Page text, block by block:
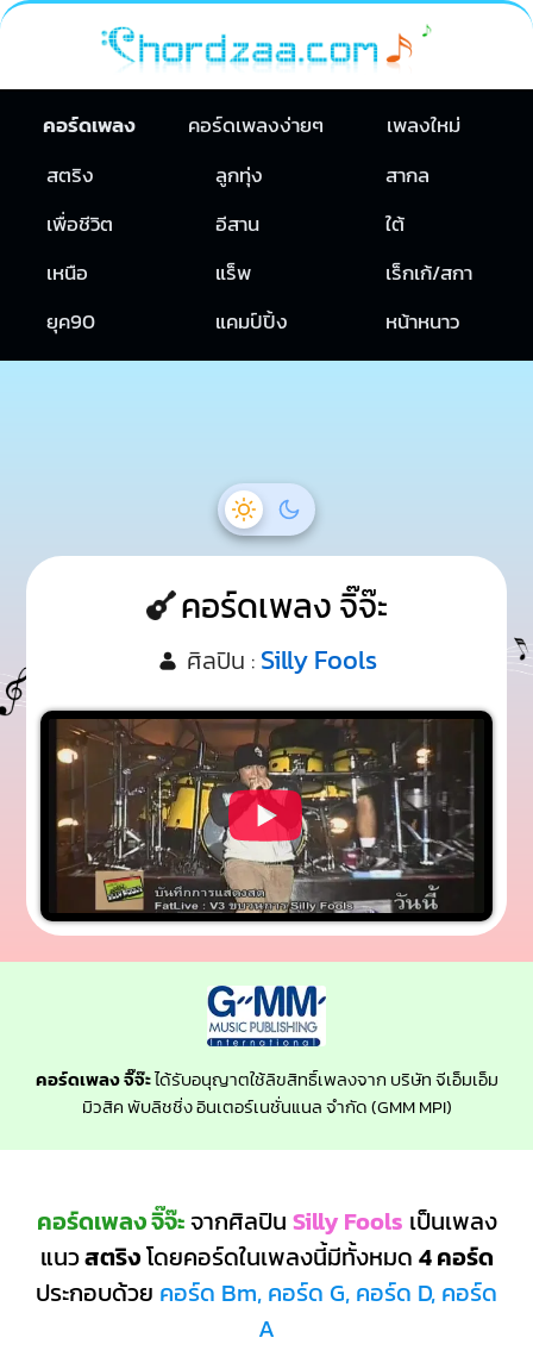
คอร์ดเพลง คอร์ดเพลงง่ายๆ
เพลงใหม่
สตริง
ลูกทุ่ง
สากล
เพื่อชีวิต
อีสาน
ใต้
เหนือ
แร็พ
เร็กเก้/สกา
ยุค90
แคมป์ปิ้ง หน้าหนาว
คอร์ดเพลง จิ๊จ๊ะ
ศิลปิน : Silly Fools
คอร์ดเพลง จิ๊จ๊ะได้รับอนุญาตใช้ลิขสิทธิ์เพลงจาก บริษัท จีเอ็มเอ็ม
มิวสิค พับลิชชิ่ง อินเตอร์เนชั่นแนล จำกัด (GMM MPI)
คอร์ดเพลง จิ๊จ๊ะจากศิลปิน Silly Fools เป็นเพลง
แนวสตริงโดยคอร์ดในเพลงนี้มีทั้งหมด 4 คอร์ด
ประกอบด้วย คอร์ด Bm, คอร์ด G, คอร์ด D, คอร์ด
A